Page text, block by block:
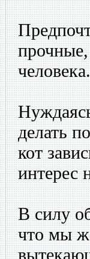
человека.
делать
кот
интерес
В силу
что мы